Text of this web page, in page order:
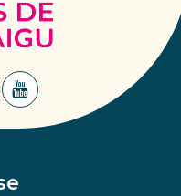
Terres
de
Montaigu
Lien